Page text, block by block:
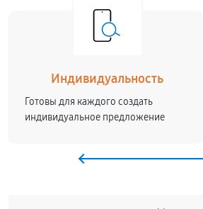
Индивидуальность
Готовы для каждого создать
индивидуальное предложение